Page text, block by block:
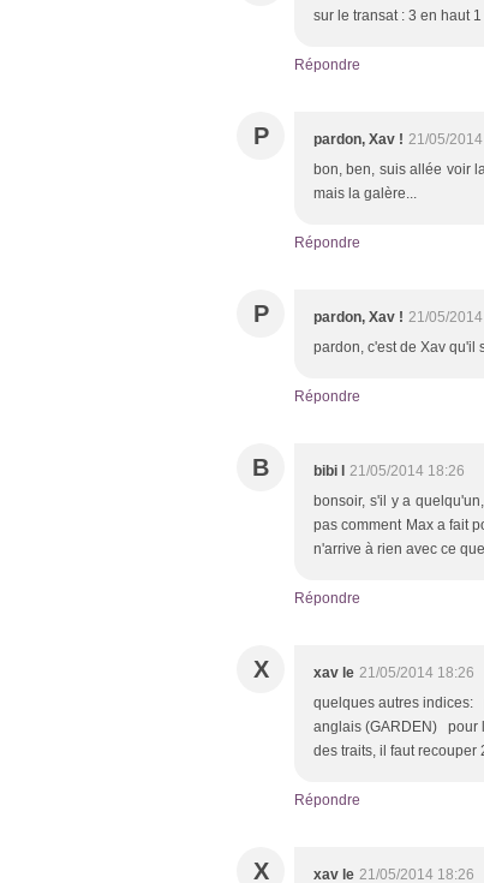
sur le transat : 3 en haut
Répondre
P pardon, Xav ! 21/05/
bon, ben, suis allée voir
mais la galère...
Répondre
P pardon, Xav ! 21/05/
pardon, c'est de Xav qu'il
Répondre
B bibi l
21/05/2014 18:26
bonsoir, s'il y a
pas comment Max a fait
n'arrive à rien avec ce
Répondre
X xav le 21/05/2014 18:26
quelques autres indices:
anglais (GARDEN) pour
des traits, il faut
Répondre
X xav le 21/05/2014 18:26